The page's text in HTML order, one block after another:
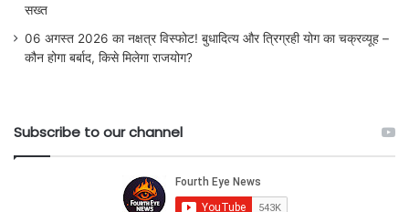
सख्त
06 अगस्त 2026 का नक्षत्र विस्फोट! बुधादित्य और त्रिग्रही योग का चक्रव्यूह –
कौन होगा बर्बाद, किसे मिलेगा राजयोग?
Subscribe to our channel